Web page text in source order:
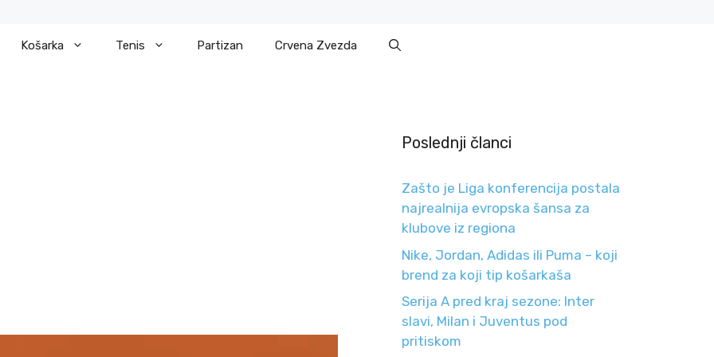
Košarka Tenis Partizan Crvena Zvezda
Poslednji članci
Zašto je Liga konferencija postala
najrealnija evropska šansa za
klubove iz regiona
Nike, Jordan, Adidas ili Puma – koji
brend za koji tip košarkaša
Serija A pred kraj sezone: Inter
slavi, Milan i Juventus pod
pritiskom